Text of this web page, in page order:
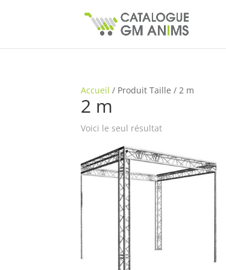
Accueil / Produit Taille /2 m
2 m
Voici le seul résultat